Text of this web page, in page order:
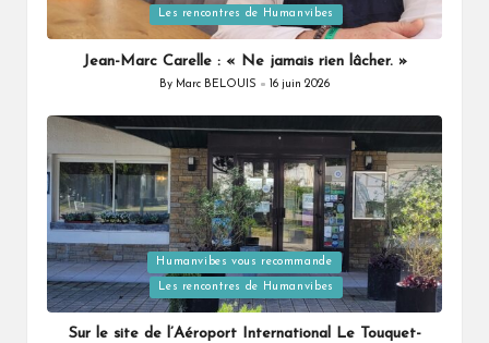
Les rencontres de Humanvibes
Jean-Marc Carelle : « Ne jamais rien lâcher. »
Posted
By Marc BELOUIS 16 juin 2026
Posted
in
Humanvibes vous recommande
Les rencontres de Humanvibes
Sur le site de l’Aéroport International Le Touquet-